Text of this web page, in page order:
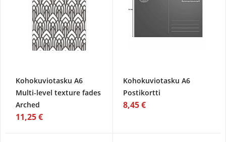
Kohokuviotasku A6
Multi-level texture fades
Arched
11,25 €
Kohokuviotasku A6
Postikortti
8,45 €